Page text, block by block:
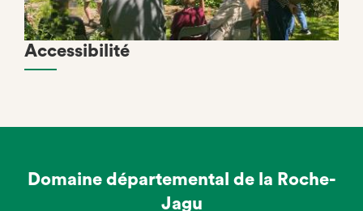
Accessibilité
Domaine départemental de la Roche-
Jagu